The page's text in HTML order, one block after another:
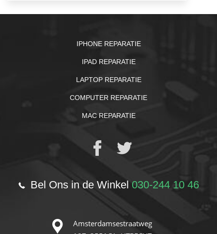
IPHONE REPARATIE
IPAD REPARATIE
LAPTOP REPARATIE
COMPUTER REPARATIE
MAC REPARATIE
Bel Ons in de Winkel 030-244 10 46
Amsterdamsestraatweg